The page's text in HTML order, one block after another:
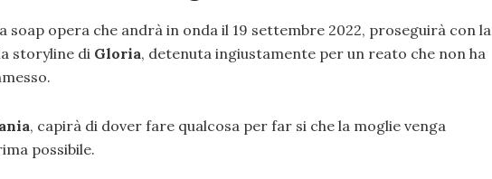
soap opera che andrà in onda il 19 settembre 2022, proseguirà con la
storyline di Gloria, detenuta ingiustamente per un reato che non ha
, capirà di dover fare qualcosa per far si che la moglie venga
possibile.